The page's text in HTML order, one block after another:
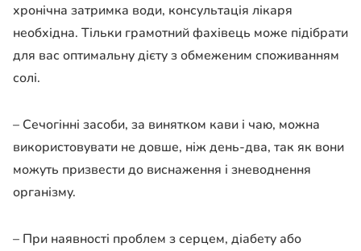
хронічна затримка води, консультація лікаря
необхідна. Тільки грамотний фахівець може підібрати
для вас оптимальну дієту з обмеженим споживанням
солі.
– Сечогінні засоби, за винятком кави і чаю, можна
використовувати не довше, ніж день-два, так як вони
можуть призвести до виснаження і зневоднення
організму.
– При наявності проблем з серцем, діабету або